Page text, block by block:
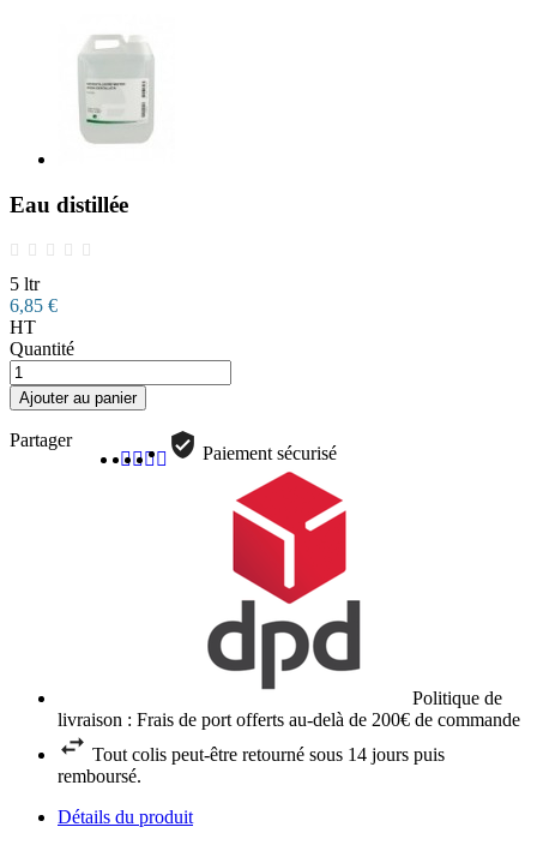
Eau distillée
5 ltr
6,85 €
HT
Quantité
Ajouter au panier
Partager
Paiement sécurisé
Politique de
livraison : Frais de port offerts au-delà de 200€ de commande
Tout colis peut-être retourné sous 14 jours puis
remboursé.
Détails du produit